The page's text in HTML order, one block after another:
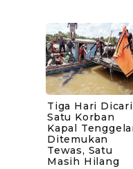
Tiga Hari
Satu Korban
Kapal
Ditemukan
Tewas, Satu
Masih Hilang